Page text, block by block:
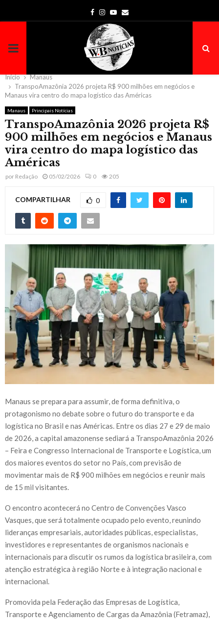
Facebook
Instagram
Youtube
Email
PRIMARY
MENU
Início
Manaus
TranspoAmazônia 2026 projeta R$ 900 milhões em negócios e
Manaus vira centro do mapa logístico das Américas
Manaus Principais Notícias
TranspoAmazônia 2026 projeta R$
900 milhões em negócios e Manaus
vira centro do mapa logístico das
Américas
por Redação 05/02/2026 0 205
COMPARTILHAR 0
Manaus se prepara para assumir, de forma definitiva, o
protagonismo no debate sobre o futuro do transporte e da
logística no Brasil e nas Américas. Entre os dias 27 e 29 de maio
de 2026, a capital amazonense sediará a TranspoAmazônia 2026
– Feira e Congresso Internacional de Transporte e Logística, um
dos maiores eventos do setor no País, com previsão de
movimentar mais de R$ 900 milhões em negócios e reunir mais
de 15 mil visitantes.
O encontro acontecerá no Centro de Convenções Vasco
Vasques, que será totalmente ocupado pelo evento, reunindo
lideranças empresariais, autoridades públicas, especialistas,
investidores e representantes de organismos nacionais e
internacionais para discutir os rumos da logística brasileira, com
atenção estratégica à região Norte e à integração nacional e
internacional.
Promovida pela Federação das Empresas de Logística,
Transporte e Agenciamento de Cargas da Amazônia (Fetramaz),